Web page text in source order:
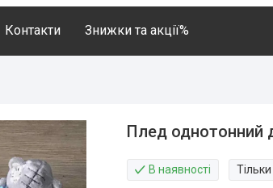
Контакти Знижки та акції%
Плед однотонний
В наявності